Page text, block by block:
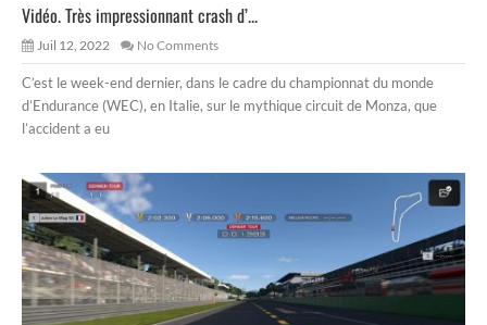
Vidéo. Très impressionnant crash d’...
Juil 12, 2022 No Comments
C’est le week-end dernier, dans le cadre du championnat du monde
d’Endurance (WEC), en Italie, sur le mythique circuit de Monza, que
l’accident a eu